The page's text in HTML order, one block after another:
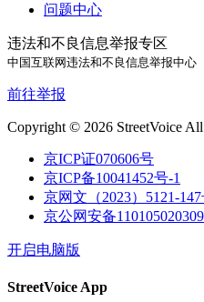
问题中心
违法和不良信息举报专区
中国互联网违法和不良信息举报中心
前往举报
Copyright © 2026 StreetVoice All
京ICP证070606号
京ICP备10041452号-1
京网文（2023）5121-
京公网安备
开启电脑版
StreetVoice App